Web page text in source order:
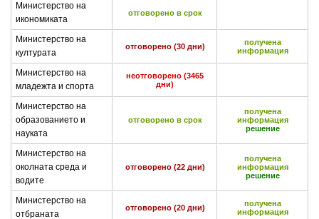
Министерство на
икономиката
отговорено в срок
Министерство на
културата
отговорено (30 дни)
получена
информация
Министерство на
младежта и спорта
неотговорено (3465
дни)
Министерство на
образованието и
науката
отговорено в срок
получена
информация
решение
Министерство на
околната среда и
водите
отговорено (22 дни)
получена
информация
решение
Министерство на
отбраната
отговорено (20 дни)
получена
информация